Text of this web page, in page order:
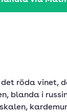
det röda vinet,
blanda i